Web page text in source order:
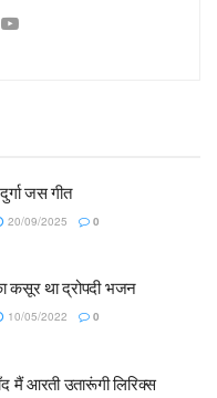
जस गीत
20/09/2025 0
कसूर था द्रोपदी भजन
10/05/2022 0
मैं आरती उतारूंगी लिरिक्स